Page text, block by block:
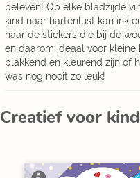
beleven! Op elke bladzijde
kind naar hartenlust kan
naar de stickers die bij de
en daarom ideaal voor
plakkend en kleurend zijn of
was nog nooit zo leuk!
Creatief voor